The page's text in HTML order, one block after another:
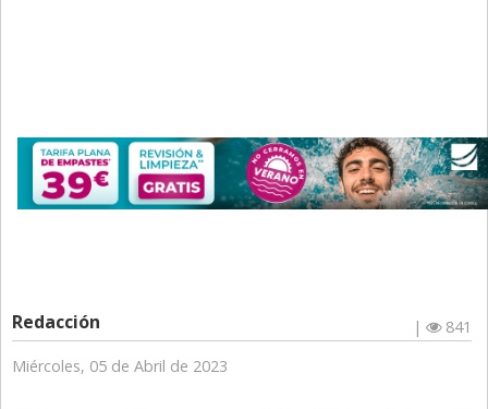
Redacción |
841
Miércoles, 05 de Abril de 2023